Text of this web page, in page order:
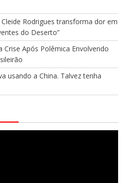
Cleide Rodrigues transforma dor em
do Deserto”
Crise Após Polêmica Envolvendo
usando a China. Talvez tenha